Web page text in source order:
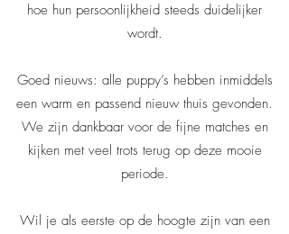
hoe hun persoonlijkheid steeds duidelijker
wordt.
Goed nieuws: alle puppy’s hebben inmiddels
een warm en passend nieuw thuis gevonden.
We zijn dankbaar voor de fijne matches en
kijken met veel trots terug op deze mooie
periode.
Wil je als eerste op de hoogte zijn van een